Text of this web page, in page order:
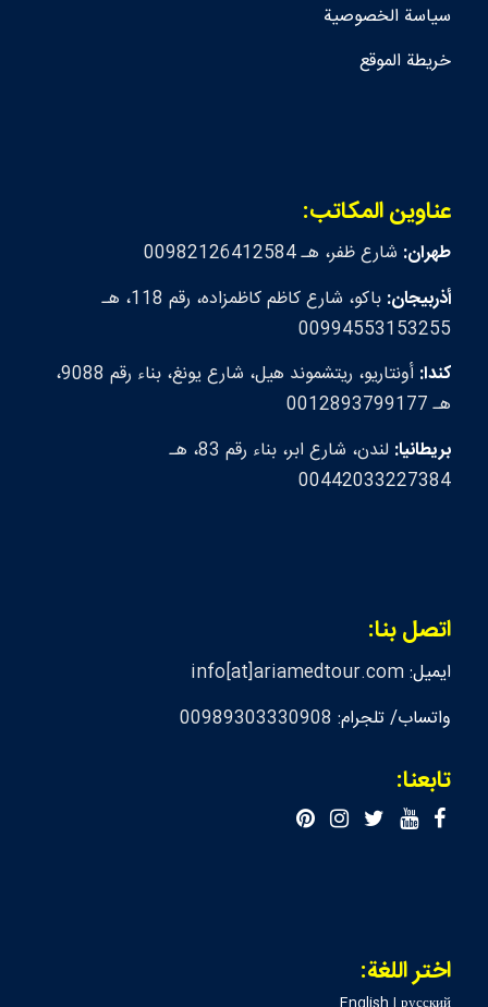
سياسة الخصوصية
خريطة الموقع
عناوين المكاتب:
طهران: شارع ظفر، هـ 00982126412584
أذربيجان:
باكو، شارع كاظم كاظمزاده، رقم 118، هـ
00994553153255
كندا:
أونتاريو، ريتشموند هيل، شارع يونغ، بناء رقم 9088،
هـ 0012893799177
بريطانيا:
لندن، شارع ابر، بناء رقم 83، هـ
00442033227384
اتصل بنا:
ايميل:info[at]ariamedtour.com
واتساب/ تلجرام: 00989303330908
تابعنا:
اختر اللغة: